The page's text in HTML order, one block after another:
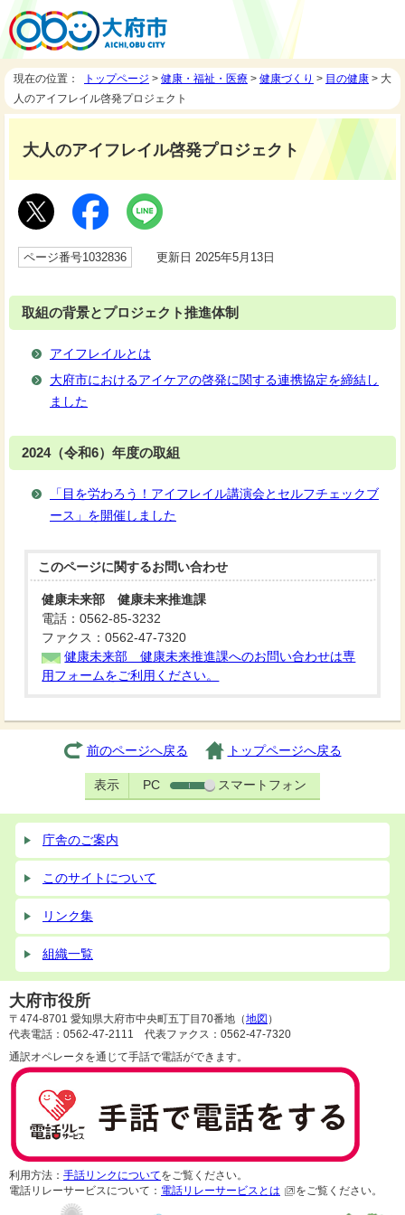
現在の位置： トップページ > 健康・福祉・医療 > 健康づくり > 目の健康 > 大
人のアイフレイル啓発プロジェクト
大人のアイフレイル啓発プロジェクト
ページ番号1032836 更新日 2025年5月13日
取組の背景とプロジェクト推進体制
アイフレイルとは
大府市におけるアイケアの啓発に関する連携協定を締結し
ました
2024（令和6）年度の取組
「目を労わろう！アイフレイル講演会とセルフチェックブ
ース」を開催しました
このページに関するお問い合わせ
健康未来部 健康未来推進課
電話：0562-85-3232
ファクス：0562-47-7320
健康未来部 健康未来推進課へのお問い合わせは専
用フォームをご利用ください。
前のページへ戻る トップページへ戻る
表示 PC スマートフォン
庁舎のご案内
このサイトについて
リンク集
組織一覧
大府市役所
〒474-8701 愛知県大府市中央町五丁目70番地（地図 ）
代表電話：0562-47-2111 代表ファクス：0562-47-7320
通訳オペレータを通じて手話で電話ができます。
利用方法： 手話リンクについてをご覧ください。
電話リレーサービスについて： 電話リレーサービスとは をご覧ください。